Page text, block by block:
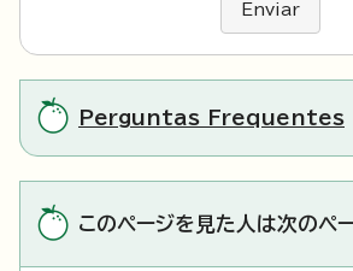
Enviar
Perguntas Frequentes
このページを見た人は次のペ